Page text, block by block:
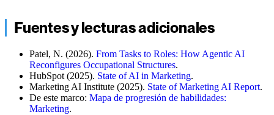
Fuentes y lecturas adicionales
Patel, N. (2026). From Tasks to Roles: How Agentic AI
Reconfigures Occupational Structures.
HubSpot (2025). State of AI in Marketing.
Marketing AI Institute (2025). State of Marketing AI Report.
De este marco: Mapa de progresión de habilidades:
Marketing.